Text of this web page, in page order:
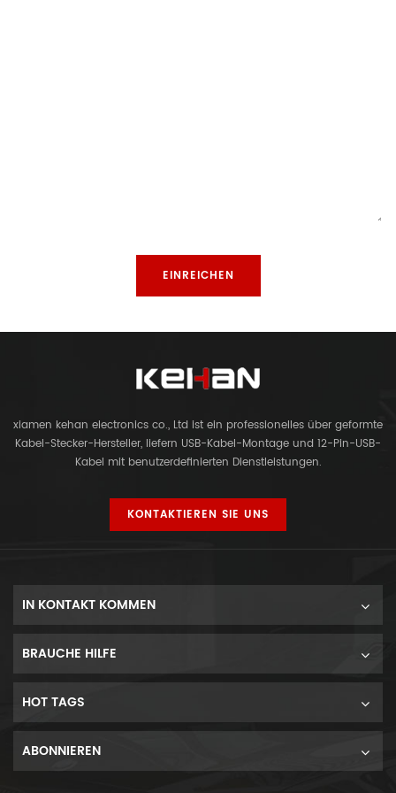
xiamen kehan electronics co., Ltd ist ein professionelles über geformte
Kabel-Stecker-Hersteller, liefern USB-Kabel-Montage und 12-Pin-USB-
Kabel mit benutzerdefinierten Dienstleistungen.
KONTAKTIEREN SIE UNS
IN KONTAKT KOMMEN
BRAUCHE HILFE
HOT TAGS
ABONNIEREN